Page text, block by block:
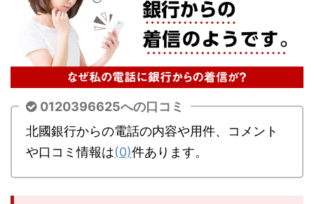
0120396625への口コミ
北國銀行からの電話の内容や用件、コメント
や口コミ情報は(0)件あります。